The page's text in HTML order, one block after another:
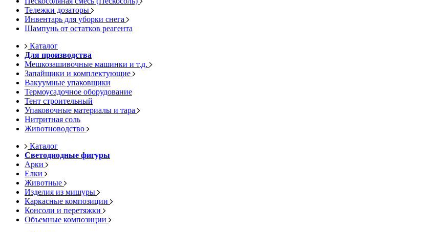
Тележки дозаторы
Инвентарь для уборки снега
Шампунь от остатков реагента
Каталог
Для производства
Мешкозашивочные машинки и т.д.
Запайщики и комплектующие
Вакуумные упаковщики
Термоусадочное оборудование
Тент строительный
Упаковочные материалы и тара
Нитритная соль
Животноводство
Каталог
Светодиодные фигуры
Арки
Елки
Животные
Изделия из мишуры
Каркасные композиции
Консоли и перетяжки
Объемные композиции